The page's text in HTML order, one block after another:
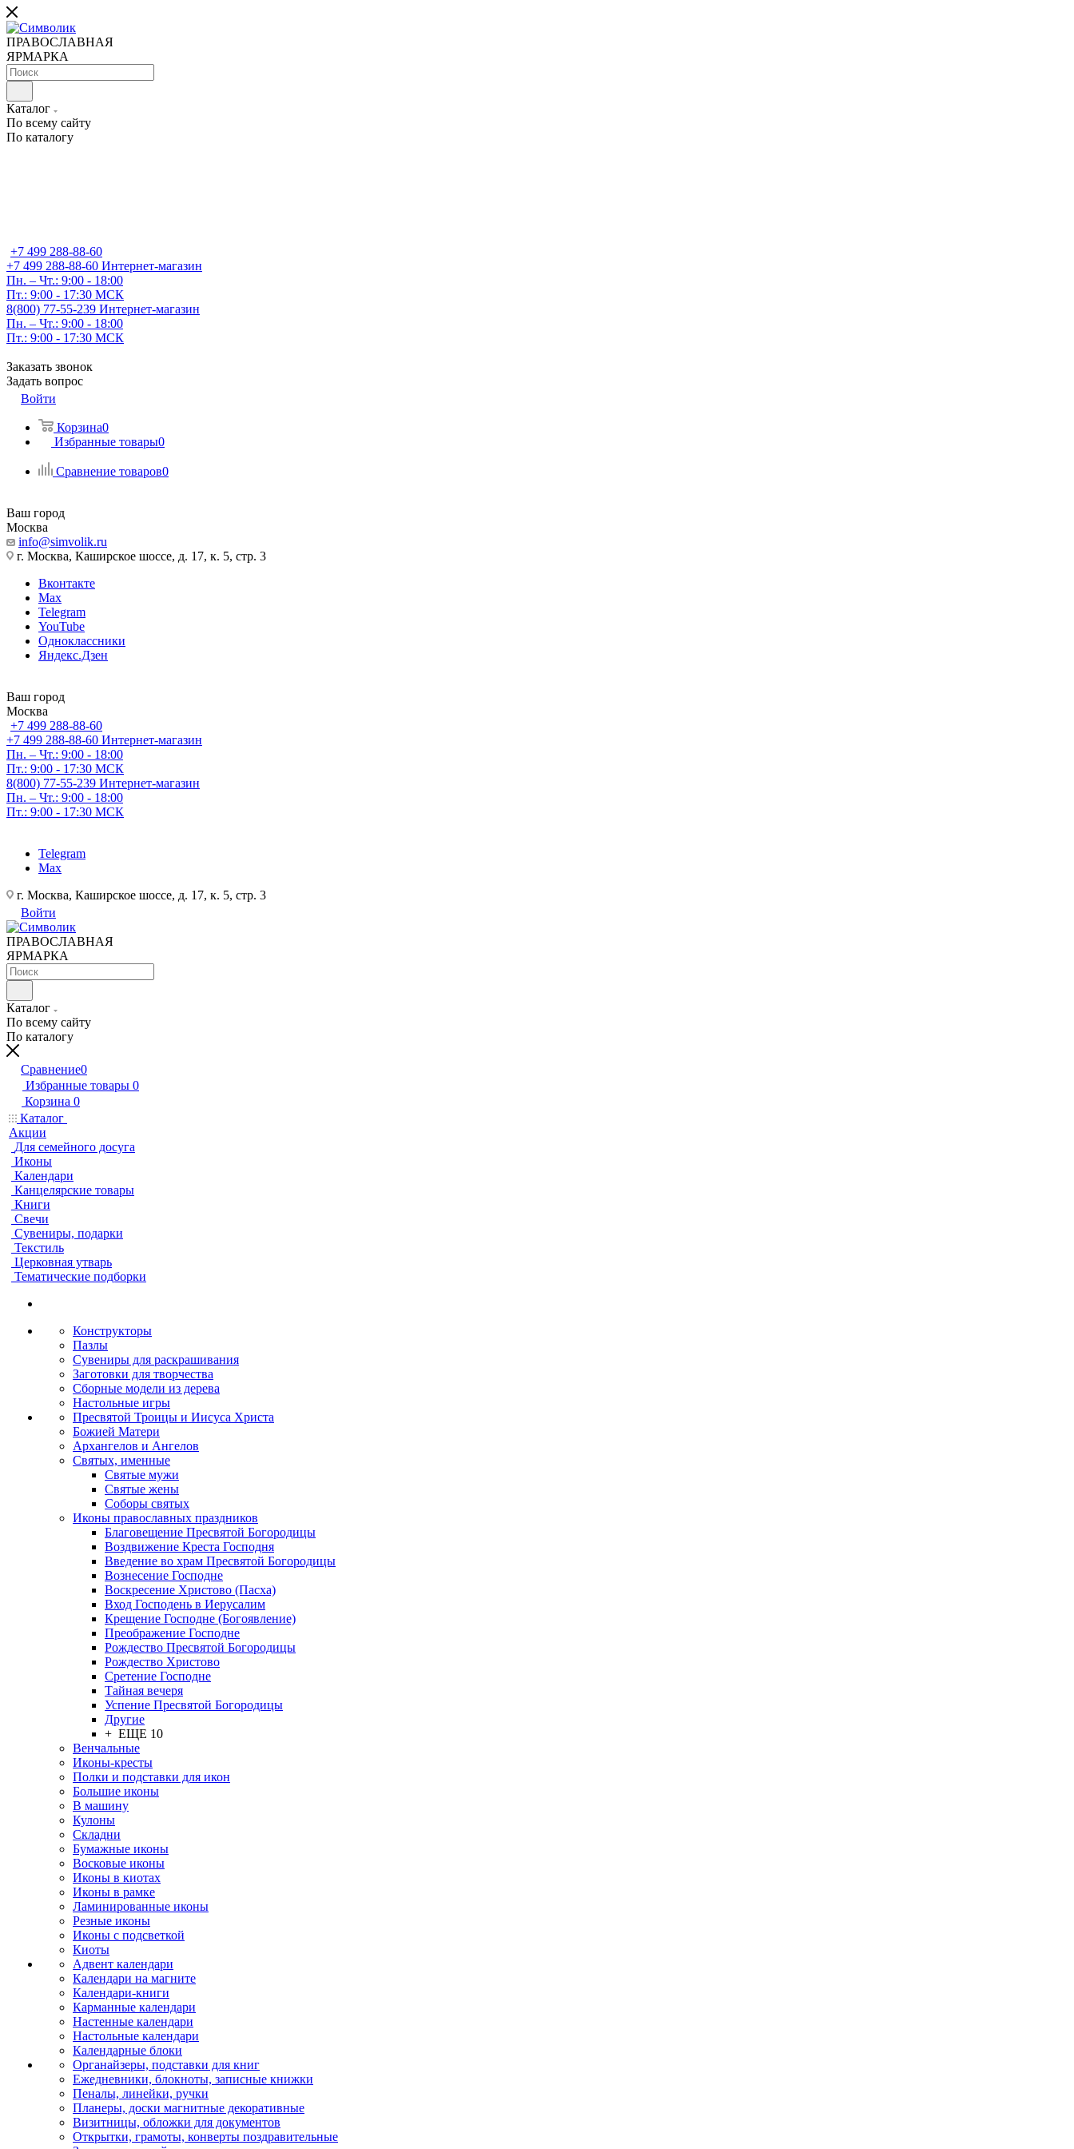
ПРАВОСЛАВНАЯ
ЯРМАРКА
Каталог
По всему сайту
По каталогу
+7 499 288-88-60
+7 499 288-88-60 Интернет-магазин
Пн. – Чт.: 9:00 - 18:00
Пт.: 9:00 - 17:30 МСК
8(800) 77-55-239 Интернет-магазин
Пн. – Чт.: 9:00 - 18:00
Пт.: 9:00 - 17:30 МСК
Заказать звонок
Задать вопрос
Войти
Корзина0
Избранные товары0
Сравнение товаров0
Ваш город
Москва
info@simvolik.ru
г. Москва, Каширское шоссе, д. 17, к. 5, стр. 3
Вконтакте
Max
Telegram
YouTube
Одноклассники
Яндекс.Дзен
Ваш город
Москва
+7 499 288-88-60
+7 499 288-88-60 Интернет-магазин
Пн. – Чт.: 9:00 - 18:00
Пт.: 9:00 - 17:30 МСК
8(800) 77-55-239 Интернет-магазин
Пн. – Чт.: 9:00 - 18:00
Пт.: 9:00 - 17:30 МСК
Telegram
Max
г. Москва, Каширское шоссе, д. 17, к. 5, стр. 3
Войти
ПРАВОСЛАВНАЯ
ЯРМАРКА
Каталог
По всему сайту
По каталогу
Сравнение0
Избранные товары 0
Корзина 0
Каталог
Акции
Для семейного досуга
Иконы
Календари
Канцелярские товары
Книги
Свечи
Сувениры, подарки
Текстиль
Церковная утварь
Тематические подборки
Конструкторы
Пазлы
Сувениры для раскрашивания
Заготовки для творчества
Сборные модели из дерева
Настольные игры
Пресвятой Троицы и Иисуса Христа
Божией Матери
Архангелов и Ангелов
Святых, именные
Святые мужи
Святые жены
Соборы святых
Иконы православных праздников
Благовещение Пресвятой Богородицы
Воздвижение Креста Господня
Введение во храм Пресвятой Богородицы
Вознесение Господне
Воскресение Христово (Пасха)
Вход Господень в Иерусалим
Крещение Господне (Богоявление)
Преображение Господне
Рождество Пресвятой Богородицы
Рождество Христово
Сретение Господне
Тайная вечеря
Успение Пресвятой Богородицы
Другие
+ ЕЩЕ 10
Венчальные
Иконы-кресты
Полки и подставки для икон
Большие иконы
В машину
Кулоны
Складни
Бумажные иконы
Восковые иконы
Иконы в киотах
Иконы в рамке
Ламинированные иконы
Резные иконы
Иконы с подсветкой
Киоты
Адвент календари
Календари на магните
Календари-книги
Карманные календари
Настенные календари
Настольные календари
Календарные блоки
Органайзеры, подставки для книг
Ежедневники, блокноты, записные книжки
Пеналы, линейки, ручки
Планеры, доски магнитные декоративные
Визитницы, обложки для документов
Открытки, грамоты, конверты поздравительные